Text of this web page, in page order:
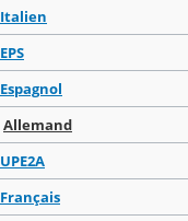
Italien
EPS
Espagnol
Allemand
UPE2A
Français